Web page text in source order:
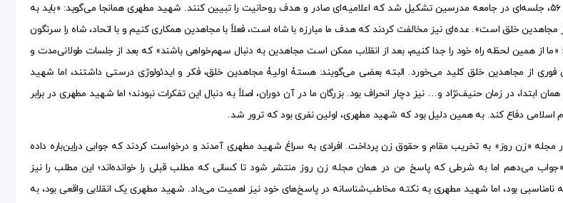
علی مطهری تصریح کرد: در سال ۵۶، جلسه‌ای در جامعه مدرسین تشکیل شد که اعلامیه‌ای صادر و هدف روحانیت را تبیین کنند. شهید مطهری همانجا می‌گوید: «باید به
مجاهدین خلق است». عده‌ای نیز مخالفت کردند که هدف ما مبارزه با شاه است، فعلاً با مجاهدین همکاری کنیم و با اتحاد، شاه را سرنگون
از همین لحظه راه خود را جدا کنیم، بعد از انقلاب ممکن است مجاهدین به دنبال سهم‌خواهی باشند» که بعد از جلسات طولانی‌مدت و
فوری از مجاهدین خلق کلید می‌خورد. البته بعضی می‌گویند: هستۀ اولیۀ مجاهدین خلق، فکر و ایدئولوژی درستی داشتند، اما شهید
ابتدا، در زمان حنیف‌نژاد و… نیز دچار انحراف بود. بزرگان ما در آن دوران، اصلاً به دنبال این تفکرات نبودند؛ اما شهید مطهری در برابر
اسلامی دفاع کند. به همین دلیل بود که شهید مطهری، اولین نفری بود که ترور شد.
مجله «زن روز» به تخریب مقام و حقوق زن پرداخت. افرادی به سراغ شهید مطهری آمدند و درخواست کردند که جوابی دراین‌باره داده
می‌دهم اما به شرطی که پاسخ من در همان مجله زن روز منتشر شود تا کسانی که مطلب قبلی را خوانده‌اند؛ این مطلب را نیز
نامناسبی بود، اما شهید مطهری به نکته مخاطب‌شناسانه در پاسخ‌های خود نیز اهمیت می‌داد. شهید مطهری یک انقلابی واقعی بود، به